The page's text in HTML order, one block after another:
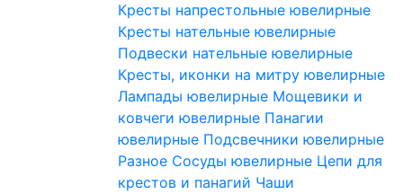
Кресты напрестольные ювелирные
Кресты нательные ювелирные
Подвески нательные ювелирные
Кресты, иконки на митру ювелирные
Лампады ювелирные Мощевики и
ковчеги ювелирные Панагии
ювелирные Подсвечники ювелирные
Разное Сосуды ювелирные Цепи для
крестов и панагий Чаши